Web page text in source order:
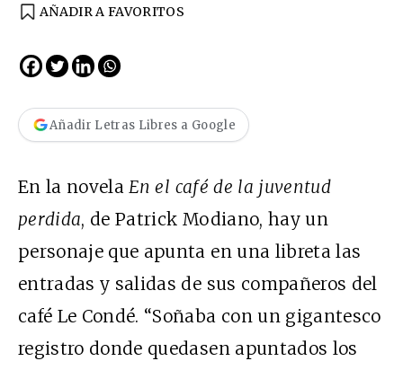
AÑADIR A FAVORITOS
Añadir Letras Libres a Google
En la novelaEn el café de la juventud
perdida, de Patrick Modiano, hay un
personaje que apunta en una libreta las
entradas y salidas de sus compañeros del
café Le Condé. “Soñaba con un gigantesco
registro donde quedasen apuntados los